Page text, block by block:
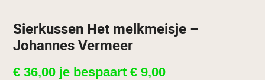
Sierkussen Het melkmeisje –
Johannes Vermeer
€ 36,00 je bespaart€ 9,00